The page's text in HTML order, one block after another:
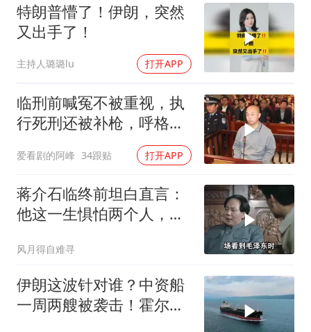
特朗普懵了！伊朗，突然
又出手了！
主持人璐璐lu 打开APP
临刑前喊冤不被重视，执
行死刑还被补枪，呼格吉
勒图被捕后的62天
爱看剧的阿峰 34跟贴 打开APP
蒋介石临终前坦白直言：
他这一生惧怕两个人，却
风月得自难寻
伊朗这波针对谁？中资船
一周两艘被袭击！霍尔木